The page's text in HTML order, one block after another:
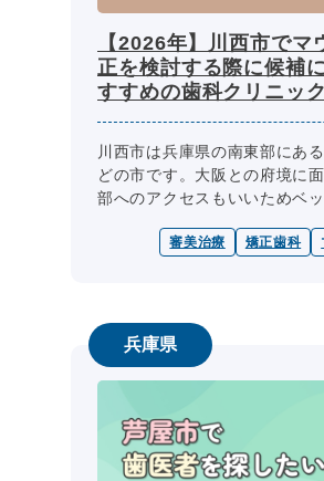
【2026年】川西市でマ
正を検討する際に候補
すすめの歯科クリニック
川西市は兵庫県の南東部にあ
どの市です。大阪との府境に
部へのアクセスもいいためベ
南部は住宅や施設の多い市街
審美治療 矯正歯科
兵庫県